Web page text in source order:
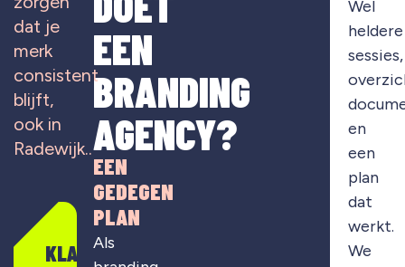
dat je
merk
consistent
blijft,
ook in
Radewijk..
KLAAR
EEN
BRANDING
AGENCY?
EEN
GEDEGEN
PLAN
Als
Wel
heldere
sessies,
en
een
plan
dat
werkt.
We